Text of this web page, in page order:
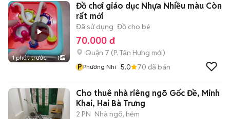
1 phút trước 1
Đồ chơi giáo dục Nhựa Nhiều màu Còn
rất mới
Đã sử dụng Đồ cho bé
70.000 đ
Quận 7 (P. Tân Hưng mới)
P Phương Nhi 5.0 70 đã bán
Cho thuê nhà riêng ngõ Gốc Đề, Minh
Khai, Hai Bà Trưng
2 PN Nhà ngõ, hẻm